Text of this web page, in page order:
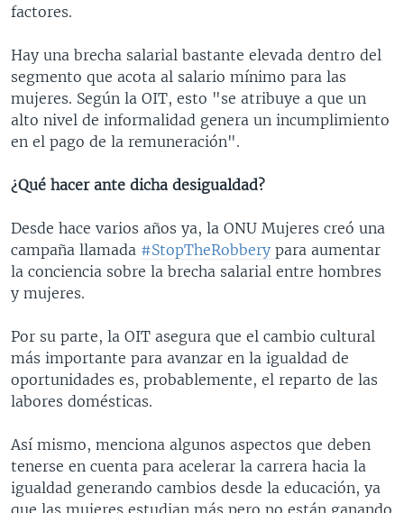
factores.
Hay una brecha salarial bastante elevada dentro del
segmento que acota al salario mínimo para las
mujeres. Según la OIT, esto "se atribuye a que un
alto nivel de informalidad genera un incumplimiento
en el pago de la remuneración".
¿Qué hacer ante dicha desigualdad?
Desde hace varios años ya, la ONU Mujeres creó una
campaña llamada #StopTheRobbery para aumentar
la conciencia sobre la brecha salarial entre hombres
y mujeres.
Por su parte, la OIT asegura que el cambio cultural
más importante para avanzar en la igualdad de
oportunidades es, probablemente, el reparto de las
labores domésticas.
Así mismo, menciona algunos aspectos que deben
tenerse en cuenta para acelerar la carrera hacia la
igualdad generando cambios desde la educación, ya
que las mujeres estudian más pero no están ganando